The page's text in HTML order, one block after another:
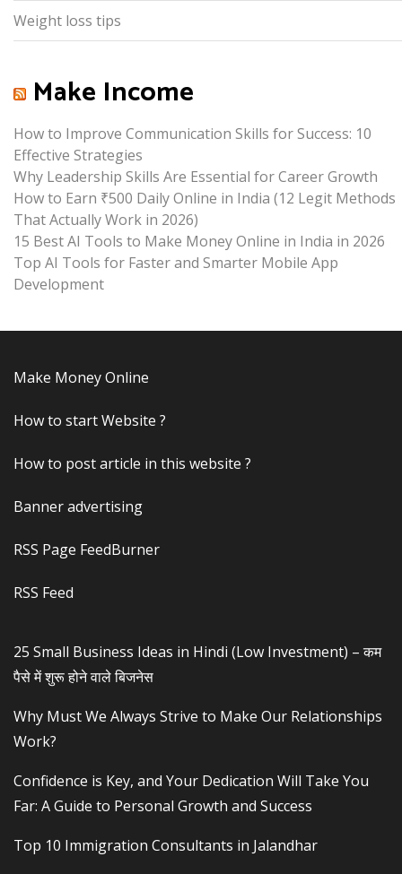
Weight loss tips
Make Income
How to Improve Communication Skills for Success: 10
Effective Strategies
Why Leadership Skills Are Essential for Career Growth
How to Earn ₹500 Daily Online in India (12 Legit Methods
That Actually Work in 2026)
15 Best AI Tools to Make Money Online in India in 2026
Top AI Tools for Faster and Smarter Mobile App
Development
Make Money Online
How to start Website ?
How to post article in this website ?
Banner advertising
RSS Page FeedBurner
RSS Feed
25 Small Business Ideas in Hindi (Low Investment) – कम
पैसे में शुरू होने वाले बिजनेस
Why Must We Always Strive to Make Our Relationships
Work?
Confidence is Key, and Your Dedication Will Take You
Far: A Guide to Personal Growth and Success
Top 10 Immigration Consultants in Jalandhar